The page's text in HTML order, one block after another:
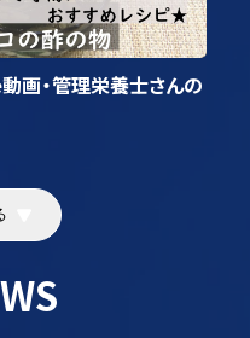
画・管理栄養士さんの